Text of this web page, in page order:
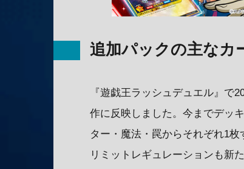
追加パックの主なカ
『遊戯王ラッシュデュエル』で
作に反映しました。今までデッ
ター・魔法・罠からそれぞれ1
リミットレギュレーションも新